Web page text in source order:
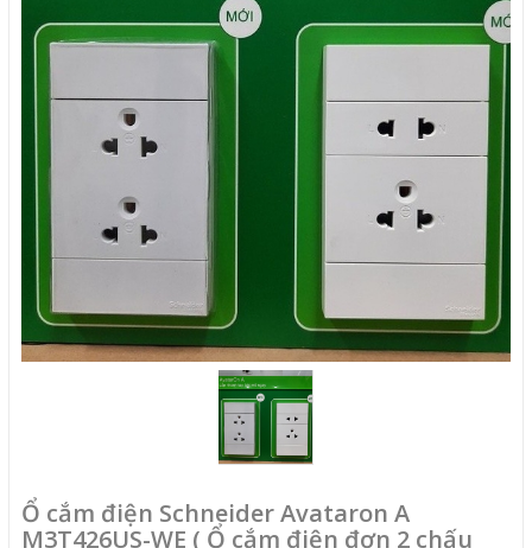
Ổ cắm điện Schneider Avataron A
M3T426US-WE ( Ổ cắm điện đơn 2 chấu